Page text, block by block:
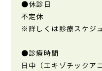
●休診日
不定休
※詳しくは診療スケジ
●診療時間
日中（エキゾチック